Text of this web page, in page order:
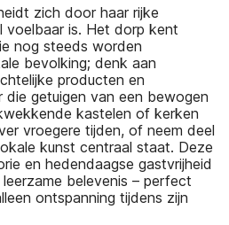
zich door haar rijke
voelbaar is. Het dorp kent
nog steeds worden
bevolking; denk aan
producten en
die getuigen van een bewogen
kastelen of kerken
vroegere tijden, of neem deel
kunst centraal staat. Deze
en hedendaagse gastvrijheid
belevenis – perfect
ontspanning tijdens zijn